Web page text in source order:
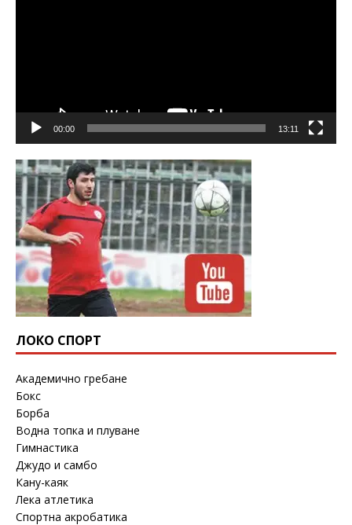
00:00 13:11
ЛОКО СПОРТ
Академично гребане
Бокс
Борба
Водна топка и плуване
Гимнастика
Джудо и самбо
Кану-каяк
Лека атлетика
Спортна акробатика